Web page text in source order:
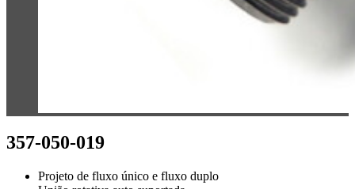
357-050-019
Projeto de fluxo único e fluxo duplo